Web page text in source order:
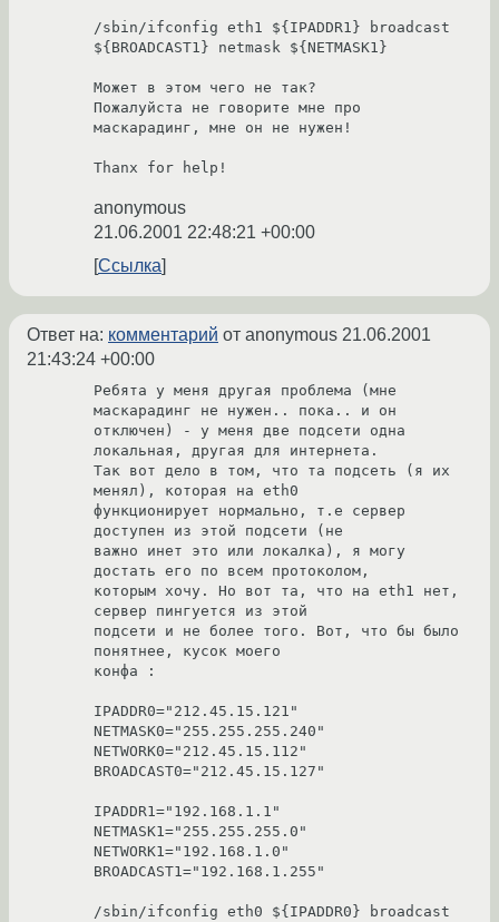
/sbin/ifconfig eth1 ${IPADDR1} broadcast
${BROADCAST1} netmask ${NETMASK1}
Может в этом чего не так?
Пожалуйста не говорите мне про
маскарадинг, мне он не нужен!
anonymous
21.06.2001 22:48:21 +00:00
Ссылка
Ответ на: комментарий от anonymous 21.06.2001
21:43:24 +00:00
Ребята у меня другая проблема (мне
маскарадинг не нужен.. пока.. и он
отключен) - у меня две подсети одна
локальная, другая для интернета.
Так вот дело в том, что та подсеть (я их
менял), которая на eth0
функционирует нормально, т.е сервер
доступен из этой подсети (не
важно инет это или локалка), я могу
достать его по всем протоколом,
которым хочу. Но вот та, что на eth1 нет,
сервер пингуется из этой
подсети и не более того. Вот, что бы было
понятнее, кусок моего
конфа :
IPADDR0="212.45.15.121"
NETMASK0="255.255.255.240"
NETWORK0="212.45.15.112"
BROADCAST0="212.45.15.127"
IPADDR1="192.168.1.1"
NETMASK1="255.255.255.0"
NETWORK1="192.168.1.0"
BROADCAST1="192.168.1.255"
/sbin/ifconfig eth0 ${IPADDR0} broadcast